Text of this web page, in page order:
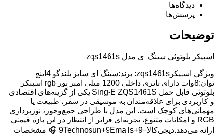
دیدگاه‌ها
پرسش‌ها
توضیحات
اسپیکر بلوتوثی سینگ ای مدل zqs1461s
ویژگی اسپیکرzqs1461s: برند:سینگ ای سایز بلندگو 4اینچ
توان:8وات دارای باتری داخلی 1200 میلی امپر نور rgb اسپیکر
بلوتوثی قابل حمل Sing-E ZQS1461S یکی از گزینه‌های اقتصادی
و کاربردی برای علاقه‌مندان به موسیقی در سفر، طبیعت یا
مهمانی‌های کوچک است. این مدل با طراحی جمع‌وجور، نورپردازی
RGB و امکانات متنوع، تجربه‌ای فراتر از انتظار در این بازه قیمتی
ارائه می‌دهد.دیجی‌کالا+9Technosun+9Emalls+9 🎧 مشخصات